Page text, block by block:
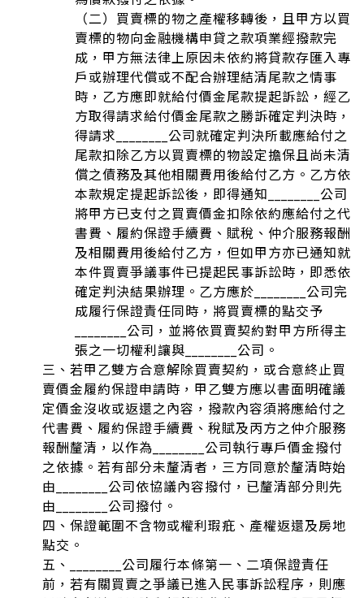
（二）買賣標的物之產權移轉後，且甲方以買
賣標的物向金融機構申貸之款項業經撥款完
成，甲方無法律上原因未依約將貸款存匯入專
戶或辦理代償或不配合辦理結清尾款之情事
時，乙方應即就給付價金尾款提起訴訟，經乙
方取得請求給付價金尾款之勝訴確定判決時，
得請求________公司就確定判決所載應給付之
尾款扣除乙方以買賣標的物設定擔保且尚未清
償之債務及其他相關費用後給付乙方。乙方依
本款規定提起訴訟後，即得通知________公司
將甲方已支付之買賣價金扣除依約應給付之代
書費、履約保證手續費、賦稅、仲介服務報酬
及相關費用後給付乙方，但如甲方亦已通知就
本件買賣爭議事件已提起民事訴訟時，即悉依
確定判決結果辦理。乙方應於________公司完
成履行保證責任同時，將買賣標的點交予
________公司，並將依買賣契約對甲方所得主
張之一切權利讓與________公司。
三、若甲乙雙方合意解除買賣契約，或合意終止買
賣價金履約保證申請時，甲乙雙方應以書面明確議
定價金沒收或返還之內容，撥款內容須將應給付之
代書費、履約保證手續費、稅賦及丙方之仲介服務
報酬釐清，以作為________公司執行專戶價金撥付
之依據。若有部分未釐清者，三方同意於釐清時始
由________公司依協議內容撥付，已釐清部分則先
由________公司撥付。
四、保證範圍不含物或權利瑕疪、產權返還及房地
點交。
五、________公司履行本條第一、二項保證責任
前，若有關買賣之爭議已進入民事訴訟程序，則應